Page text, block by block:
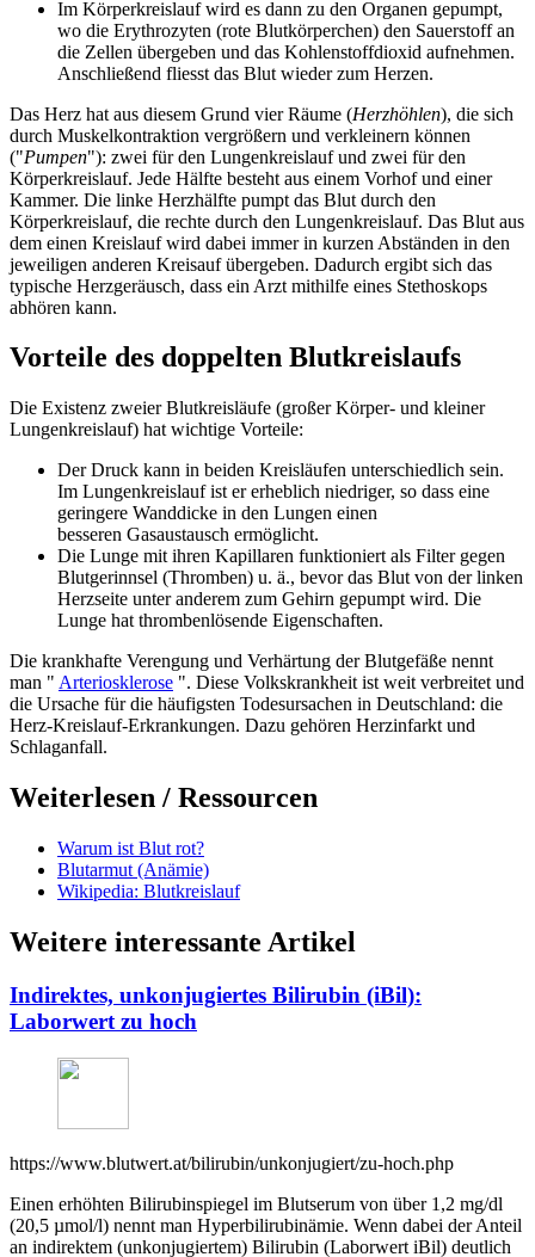
Im Körperkreislauf wird es dann zu den Organen gepumpt,
wo die Erythrozyten (rote Blutkörperchen) den Sauerstoff an
die Zellen übergeben und das Kohlenstoffdioxid aufnehmen.
Anschließend fliesst das Blut wieder zum Herzen.
Das Herz hat aus diesem Grund vier Räume (Herzhöhlen), die sich
durch Muskelkontraktion vergrößern und verkleinern können
("Pumpen"): zwei für den Lungenkreislauf und zwei für den
Körperkreislauf. Jede Hälfte besteht aus einem Vorhof und einer
Kammer. Die linke Herzhälfte pumpt das Blut durch den
Körperkreislauf, die rechte durch den Lungenkreislauf. Das Blut aus
dem einen Kreislauf wird dabei immer in kurzen Abständen in den
jeweiligen anderen Kreisauf übergeben. Dadurch ergibt sich das
typische Herzgeräusch, dass ein Arzt mithilfe eines Stethoskops
abhören kann.
Vorteile des doppelten Blutkreislaufs
Die Existenz zweier Blutkreisläufe (großer Körper- und kleiner
Lungenkreislauf) hat wichtige Vorteile:
Der Druck kann in beiden Kreisläufen unterschiedlich sein.
Im Lungenkreislauf ist er erheblich niedriger, so dass eine
geringere Wanddicke in den Lungen einen
besseren Gasaustausch ermöglicht.
Die Lunge mit ihren Kapillaren funktioniert als Filter gegen
Blutgerinnsel (Thromben) u. ä., bevor das Blut von der linken
Herzseite unter anderem zum Gehirn gepumpt wird. Die
Lunge hat thrombenlösende Eigenschaften.
Die krankhafte Verengung und Verhärtung der Blutgefäße nennt
man " Arteriosklerose ". Diese Volkskrankheit ist weit verbreitet und
die Ursache für die häufigsten Todesursachen in Deutschland: die
Herz-Kreislauf-Erkrankungen. Dazu gehören Herzinfarkt und
Schlaganfall.
Weiterlesen / Ressourcen
Warum ist Blut rot?
Blutarmut (Anämie)
Wikipedia: Blutkreislauf
Weitere interessante Artikel
Indirektes, unkonjugiertes Bilirubin (iBil):
Laborwert zu hoch
https://www.blutwert.at/bilirubin/unkonjugiert/zu-hoch.php
Einen erhöhten Bilirubinspiegel im Blutserum von über 1,2 mg/dl
(20,5 µmol/l) nennt man Hyperbilirubinämie. Wenn dabei der Anteil
an indirektem (unkonjugiertem) Bilirubin (Laborwert iBil) deutlich